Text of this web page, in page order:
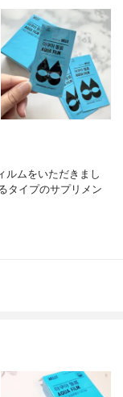
ルムをいただきまし
タイプのサプリメン